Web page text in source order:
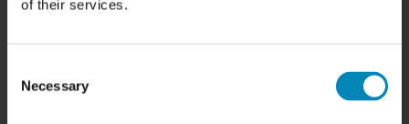
of their services.
Selection
Necessary
HER FINDER DU OS
SHOWROOM OG WEBSHOP
Karlskogavej 5B